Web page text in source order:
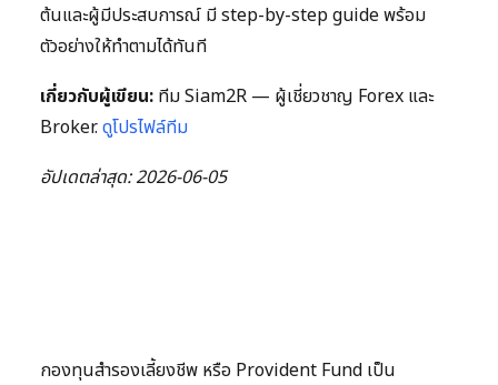
ต้นและผู้มีประสบการณ์ มี step-by-step guide พร้อม
ตัวอย่างให้ทำตามได้ทันที
เกี่ยวกับผู้เขียน: ทีม Siam2R — ผู้เชี่ยวชาญ Forex และ
Broker.ดูโปรไฟล์ทีม
อัปเดตล่าสุด: 2026-06-05
กองทุนสำรองเลี้ยงชีพ หรือ Provident Fund เป็น